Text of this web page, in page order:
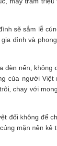
sẽ sắm lễ
đình và
nến, không
của người
chay với
đối không để
mặn nên kê